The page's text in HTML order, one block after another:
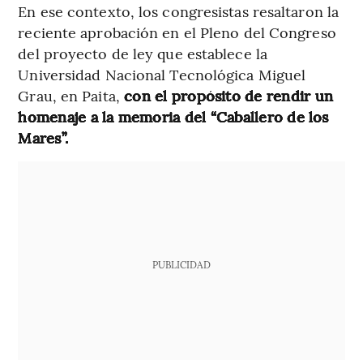
En ese contexto, los congresistas resaltaron la
reciente aprobación en el Pleno del Congreso
del proyecto de ley que establece la
Universidad Nacional Tecnológica Miguel
Grau, en Paita, con el propósito de rendir un
homenaje a la memoria del “Caballero de los
Mares”.
PUBLICIDAD